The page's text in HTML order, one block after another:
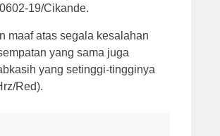
19/Cikande.
maaf atas segala kesalahan
yang sama juga
yang setinggi-tingginya
Red).